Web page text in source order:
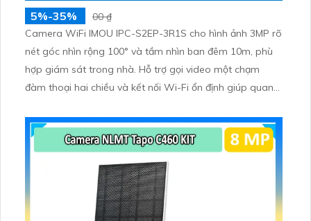
5%-35%
00 ₫
Camera WiFi IMOU IPC-S2EP-3R1S cho hình ảnh 3MP rõ
nét góc nhìn rộng 100° và tầm nhìn ban đêm 10m, phù
hợp giám sát trong nhà. Hỗ trợ gọi video một chạm
đàm thoại hai chiều và kết nối Wi-Fi ổn định giúp quan
256GB hoặc lưu đám mây dễ lắp đặt cho gia đình và văn
phòng nhỏ.